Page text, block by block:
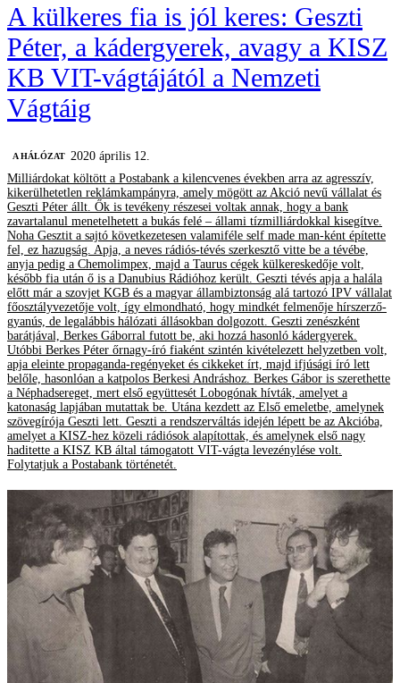
A külkeres fia is jól keres: Geszti
Péter, a kádergyerek, avagy a KISZ
KB VIT-vágtájától a Nemzeti
Vágtáig
A HÁLÓZAT
2020 április 12.
Milliárdokat költött a Postabank a kilencvenes években arra az agresszív,
kikerülhetetlen reklámkampányra, amely mögött az Akció nevű vállalat és
Geszti Péter állt. Ők is tevékeny részesei voltak annak, hogy a bank
zavartalanul menetelhetett a bukás felé – állami tízmilliárdokkal kisegítve.
Noha Gesztit a sajtó következetesen valamiféle self made man-ként építette
fel, ez hazugság. Apja, a neves rádiós-tévés szerkesztő vitte be a tévébe,
anyja pedig a Chemolimpex, majd a Taurus cégek külkereskedője volt,
később fia után ő is a Danubius Rádióhoz került. Geszti tévés apja a halála
előtt már a szovjet KGB és a magyar állambiztonság alá tartozó IPV vállalat
főosztályvezetője volt, így elmondható, hogy mindkét felmenője hírszerző-
gyanús, de legalábbis hálózati állásokban dolgozott. Geszti zenészként
barátjával, Berkes Gáborral futott be, aki hozzá hasonló kádergyerek.
Utóbbi Berkes Péter őrnagy-író fiaként szintén kivételezett helyzetben volt,
apja eleinte propaganda-regényeket és cikkeket írt, majd ifjúsági író lett
belőle, hasonlóan a katpolos Berkesi Andráshoz. Berkes Gábor is szerethette
a Néphadsereget, mert első együttesét Lobogónak hívták, amelyet a
katonaság lapjában mutattak be. Utána kezdett az Első emeletbe, amelynek
szövegírója Geszti lett. Geszti a rendszerváltás idején lépett be az Akcióba,
amelyet a KISZ-hez közeli rádiósok alapítottak, és amelynek első nagy
haditette a KISZ KB által támogatott VIT-vágta levezénylése volt.
Folytatjuk a Postabank történetét.